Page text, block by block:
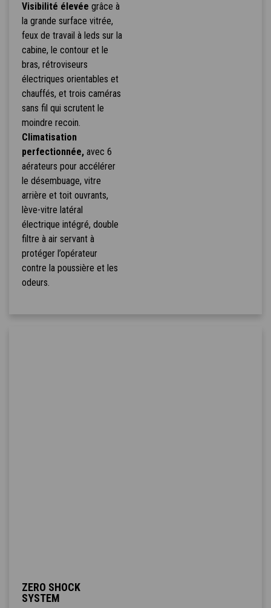
Visibilité élevée grâce à
la grande surface vitrée,
feux de travail à leds sur la
cabine, le contour et le
bras, rétroviseurs
électriques orientables et
chauffés, et trois caméras
sans fil qui scrutent le
moindre recoin.
Climatisation
perfectionnée,avec 6
aérateurs pour accélérer
le désembuage, vitre
arrière et toit ouvrants,
lève-vitre latéral
électrique intégré, double
filtre à air servant à
protéger l’opérateur
contre la poussière et les
odeurs.
ZERO SHOCK
SYSTEM